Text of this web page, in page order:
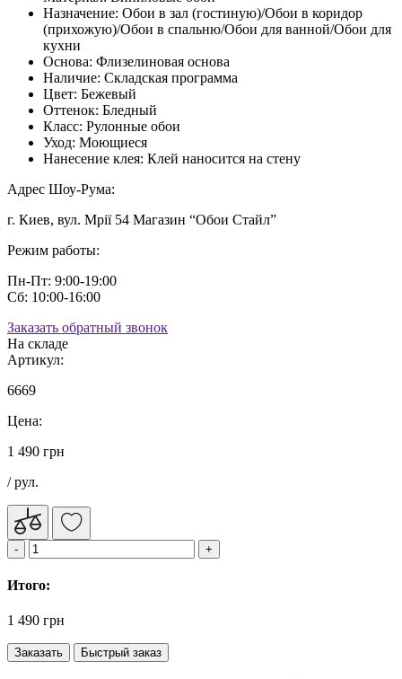
Назначение: Обои в зал (гостиную)/Обои в коридор
(прихожую)/Обои в спальню/Обои для ванной/Обои для
кухни
Основа: Флизелиновая основа
Наличие: Складская программа
Цвет: Бежевый
Оттенок: Бледный
Класс: Рулонные обои
Уход: Моющиеся
Нанесение клея: Клей наносится на стену
Адрес Шоу-Рума:
г. Киев, вул. Мрії 54 Магазин “Обои Стайл”
Режим работы:
Пн-Пт: 9:00-19:00
Сб: 10:00-16:00
Заказать обратный звонок
На складе
Артикул:
6669
Цена:
1 490 грн
/ рул.
Итого:
1 490 грн
Заказать Быстрый заказ